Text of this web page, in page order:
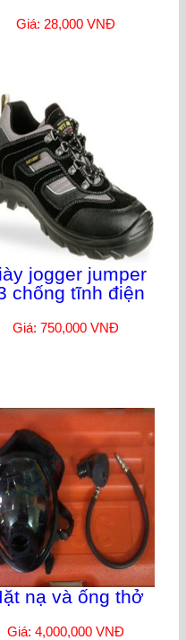
Giá: 28,000 VNĐ
jogger jumper
chống tĩnh điện
Giá: 750,000 VNĐ
nạ và ống thở
Giá: 4,000,000 VNĐ